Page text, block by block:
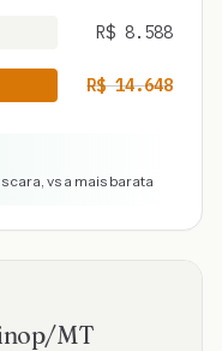
R$ 8.588
R$14.648
cara, vs a mais barata
/MT